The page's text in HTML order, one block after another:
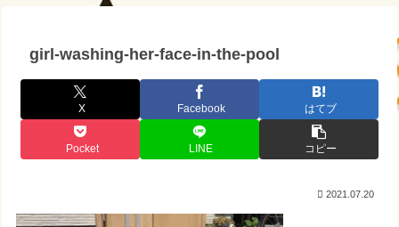
girl-washing-her-face-in-the-pool
X Facebook はてブ
Pocket LINE コピー
2021.07.20